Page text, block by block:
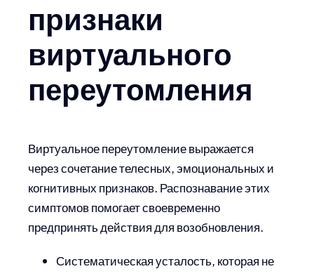
признаки
виртуального
переутомления
Виртуальное переутомление выражается
через сочетание телесных, эмоциональных и
когнитивных признаков. Распознавание этих
симптомов помогает своевременно
предпринять действия для возобновления.
Систематическая усталость, которая не